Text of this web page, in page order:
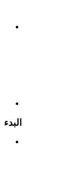
البدء